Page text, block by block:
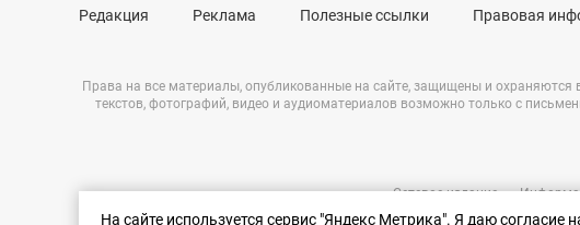
На сайте используется сервис "Яндекс Метрика". Я даю
Редакция Реклама Полезные ссылки Правовая
Права на все материалы, опубликованные на сайте, защищены и охраняются
текстов, фотографий, видео и аудиоматериалов возможно только с
Выделите ее и нажмите Ctrl+Enter
Сетевое издание –
ЭЛ № ФС 77 – 69723 от